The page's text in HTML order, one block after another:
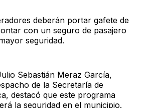
deberán portar gafete de
con un seguro de pasajero
seguridad.
Sebastián Meraz García,
de la Secretaría de
destacó que este programa
la seguridad en el municipio.